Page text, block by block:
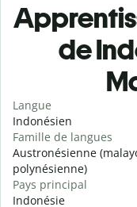
de
Langue
Indonésien
Famille de langues
Austronésienne
polynésienne)
Pays principal
Indonésie